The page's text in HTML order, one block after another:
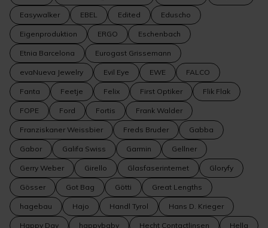
Easywalker EBEL Edited Eduscho
Eigenproduktion ERGO Eschenbach
Etnia Barcelona Eurogast Grissemann
evaNueva Jewelry Evil Eye EWE FALCO
Fanta Feetje Felix First Optiker Flik Flak
FOPE Ford Fortis Frank Walder
Franziskaner Weissbier Freds Bruder Gabba
Gabor Galifa Swiss Garmin Gellner
Gerry Weber Girello Glasfaserinternet Gloryfy
Gösser Got Bag Götti Great Lengths
hagebau Hajo Handl Tyrol Hans D. Krieger
Happy Day happybaby Hecht Contactlinsen Hella